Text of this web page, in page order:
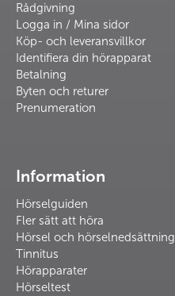
Rådgivning
Logga in / Mina sidor
Köp- och leveransvillkor
Identifiera din hörapparat
Betalning
Byten och returer
Prenumeration
Information
Hörselguiden
Fler sätt att höra
Hörsel och hörselnedsättning
Tinnitus
Hörapparater
Hörseltest